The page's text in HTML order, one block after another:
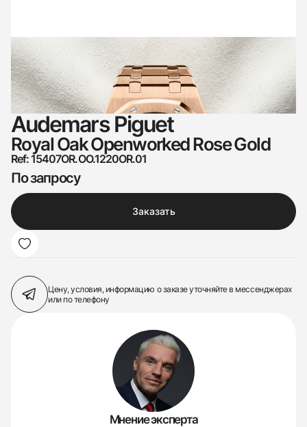
Audemars Piguet
Royal Oak Openworked Rose Gold
Ref: 15407OR.OO.1220OR.01
По запросу
Заказать
Цену, условия, информацию о заказеуточняйте в мессенджерах
или по телефону
Мнение эксперта